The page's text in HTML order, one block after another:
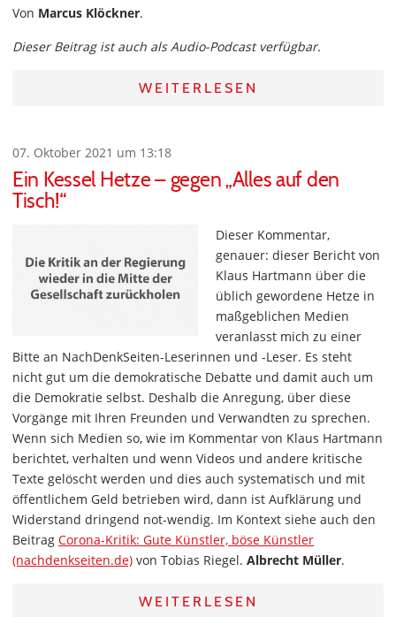
Von Marcus Klöckner.
Dieser Beitrag ist auch als Audio-Podcast verfügbar.
WEITERLESEN
07. Oktober 2021 um 13:18
Ein Kessel Hetze – gegen „Alles auf den
Tisch!“
Dieser Kommentar,
genauer: dieser Bericht von
Klaus Hartmann über die
üblich gewordene Hetze in
maßgeblichen Medien
veranlasst mich zu einer
Bitte an NachDenkSeiten-Leserinnen und -Leser. Es steht
nicht gut um die demokratische Debatte und damit auch um
die Demokratie selbst. Deshalb die Anregung, über diese
Vorgänge mit Ihren Freunden und Verwandten zu sprechen.
Wenn sich Medien so, wie im Kommentar von Klaus Hartmann
berichtet, verhalten und wenn Videos und andere kritische
Texte gelöscht werden und dies auch systematisch und mit
öffentlichem Geld betrieben wird, dann ist Aufklärung und
Widerstand dringend not-wendig. Im Kontext siehe auch den
Beitrag Corona-Kritik: Gute Künstler, böse Künstler
(nachdenkseiten.de) von Tobias Riegel. Albrecht Müller.
WEITERLESEN